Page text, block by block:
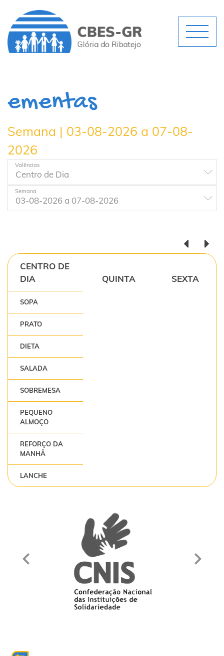
ementas
Semana | 03-08-2026 a 07-08-
2026
Valências
Semana
CENTRO DE
DIA
QUINTA SEXTA
SOPA
PRATO
DIETA
SALADA
SOBREMESA
PEQUENO
ALMOÇO
REFORÇO DA
MANHÃ
LANCHE